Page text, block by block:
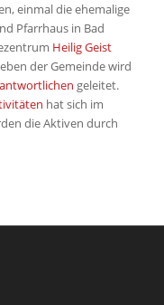
einmal die ehemalige
Pfarrhaus in Bad
Heilig Geist
der Gemeinde wird
geleitet.
hat sich im
die Aktiven durch